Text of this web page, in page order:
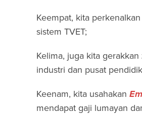
Keempat, kita perkenalkan
sistem TVET;
Kelima, juga kita gerakkan
industri dan pusat
Keenam, kita usahakan
mendapat gaji lumayan